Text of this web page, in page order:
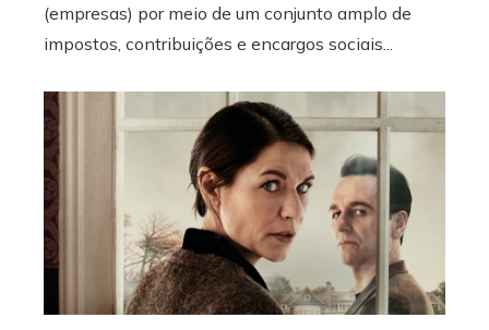
(empresas) por meio de um conjunto amplo de
impostos, contribuições e encargos sociais...